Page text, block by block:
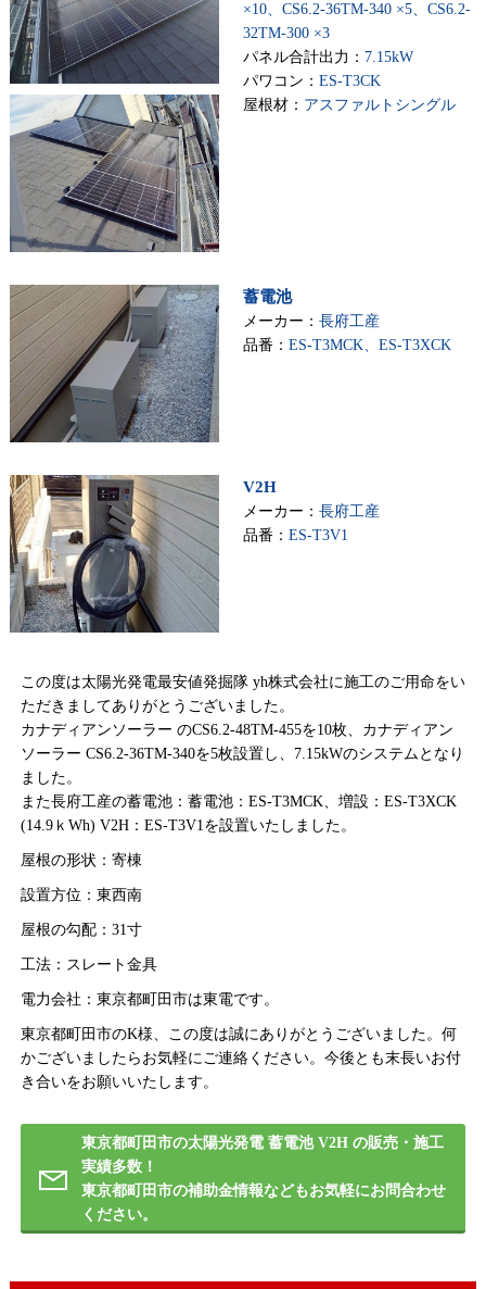
×10、CS6.2-36TM-340 ×5、CS6.2-
32TM-300 ×3
パネル合計出力： 7.15kW
パワコン： ES-T3CK
屋根材： アスファルトシングル
蓄電池
メーカー： 長府工産
品番： ES-T3MCK、ES-T3XCK
V2H
メーカー： 長府工産
品番： ES-T3V1
この度は太陽光発電最安値発掘隊 yh株式会社に施工のご用命をい
ただきましてありがとうございました。
カナディアンソーラー のCS6.2-48TM-455を10枚、カナディアン
ソーラー CS6.2-36TM-340を5枚設置し、7.15kWのシステムとなり
ました。
また長府工産の蓄電池：蓄電池：ES-T3MCK、増設：ES-T3XCK
(14.9ｋWh) V2H：ES-T3V1を設置いたしました。
屋根の形状：寄棟
設置方位：東西南
屋根の勾配：31寸
工法：スレート金具
電力会社：東京都町田市は東電です。
東京都町田市のK様、この度は誠にありがとうございました。何
かございましたらお気軽にご連絡ください。今後とも末長いお付
き合いをお願いいたします。
東京都町田市の太陽光発電 蓄電池 V2H の販売・施工
実績多数！
東京都町田市の補助金情報などもお気軽にお問合わせ
ください。